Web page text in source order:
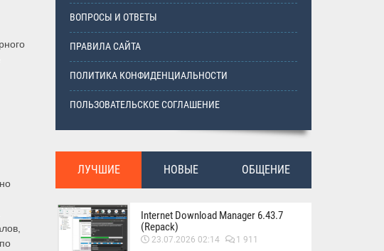
ВОПРОСЫ И ОТВЕТЫ
ПРАВИЛА САЙТА
ПОЛИТИКА КОНФИДЕНЦИАЛЬНОСТИ
ПОЛЬЗОВАТЕЛЬСКОЕ СОГЛАШЕНИЕ
ЛУЧШИЕ НОВЫЕ ОБЩЕНИЕ
Internet Download Manager 6.43.7
(Repack)
23.07.2026 02:14 1 911